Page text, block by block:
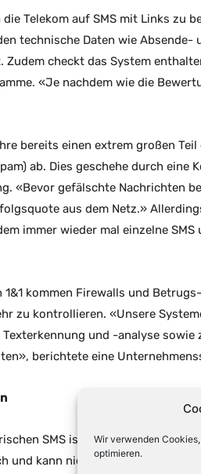
Wir verwenden
optimieren.
Telekom auf SMS mit Links zu
technische Daten wie
checkt das System
«Je nachdem wie die
bereits einen extrem großen
ab. Dies geschehe durch eine
«Bevor gefälschte Nachrichten
aus dem Netz.»
immer wieder mal einzelne
kommen Firewalls und
zu kontrollieren. «Unsere
und -analyse sowie
berichtete eine
SMS ist in Deutschland nur
und kann nicht alle technischen